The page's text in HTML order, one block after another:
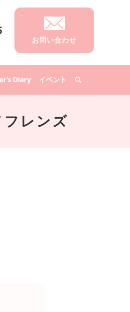
Diary イベント
お問い合わせ
レンズ